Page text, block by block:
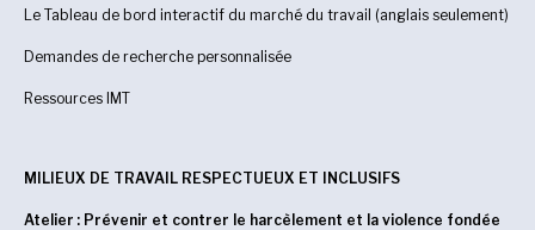
Le Tableau de bord interactif du marché du travail (anglais seulement)
Demandes de recherche personnalisée
Ressources IMT
MILIEUX DE TRAVAIL RESPECTUEUX ET INCLUSIFS
Atelier : Prévenir et contrer le harcèlement et la violence fondée